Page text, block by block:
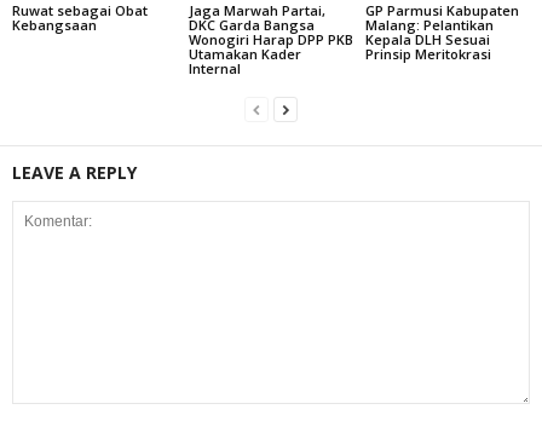
Ruwat sebagai Obat
Kebangsaan
Jaga Marwah Partai,
DKC Garda Bangsa
Wonogiri Harap DPP PKB
Utamakan Kader
Internal
GP Parmusi Kabupaten
Malang: Pelantikan
Kepala DLH Sesuai
Prinsip Meritokrasi
LEAVE A REPLY